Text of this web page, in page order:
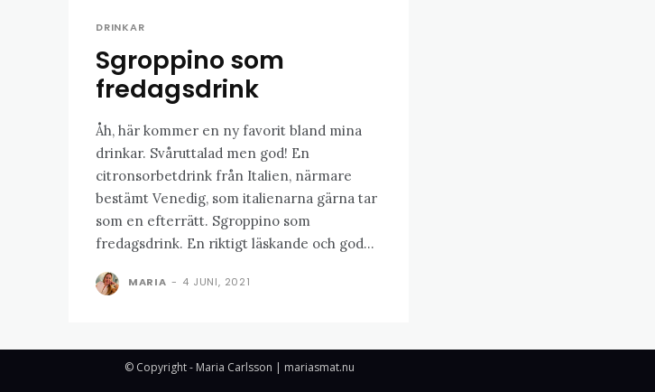
DRINKAR
Sgroppino som
fredagsdrink
Åh, här kommer en ny favorit bland mina
drinkar. Svåruttalad men god! En
citronsorbetdrink från Italien, närmare
bestämt Venedig, som italienarna gärna tar
som en efterrätt. Sgroppino som
fredagsdrink. En riktigt läskande och god...
MARIA - 4 JUNI, 2021
© Copyright - Maria Carlsson | mariasmat.nu